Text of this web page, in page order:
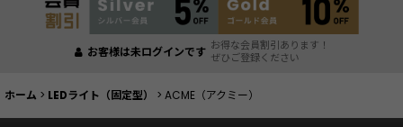
お客様は未ログインです お得な会員割引あります！
ぜひご登録ください
ホーム > LEDライト（固定型） > ACME（アクミー）